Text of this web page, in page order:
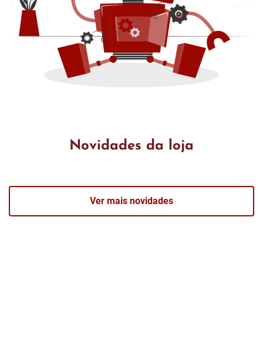
Novidades da loja
Ver mais novidades